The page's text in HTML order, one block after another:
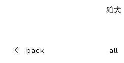
狛犬
back all